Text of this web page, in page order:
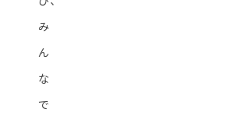
み
ん
な
で